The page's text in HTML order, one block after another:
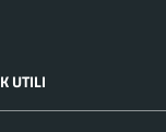
UTILI